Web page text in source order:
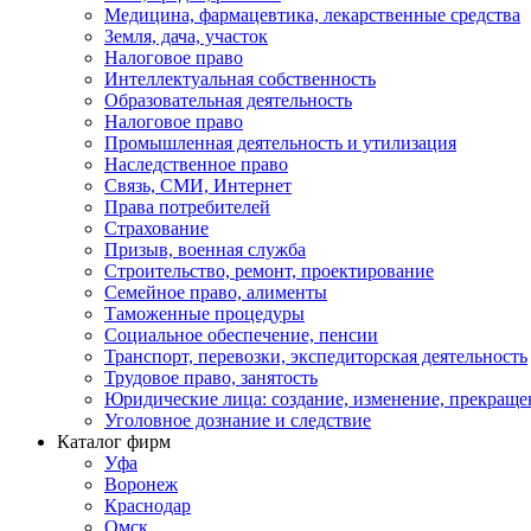
Медицина, фармацевтика, лекарственные средства
Земля, дача, участок
Налоговое право
Интеллектуальная собственность
Образовательная деятельность
Налоговое право
Промышленная деятельность и утилизация
Наследственное право
Связь, СМИ, Интернет
Права потребителей
Страхование
Призыв, военная служба
Строительство, ремонт, проектирование
Семейное право, алименты
Таможенные процедуры
Социальное обеспечение, пенсии
Транспорт, перевозки, экспедиторская деятельность
Трудовое право, занятость
Юридические лица: создание, изменение,
Уголовное дознание и следствие
Каталог фирм
Уфа
Воронеж
Краснодар
Омск